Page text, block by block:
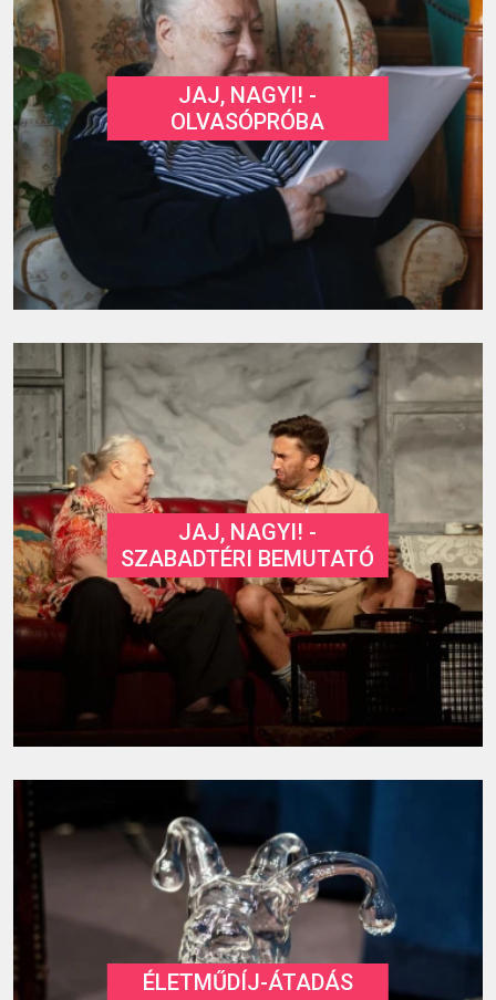
JAJ, NAGYI! -
OLVASÓPRÓBA
JAJ, NAGYI! -
SZABADTÉRI BEMUTATÓ
ÉLETMŰDÍJ-ÁTADÁS